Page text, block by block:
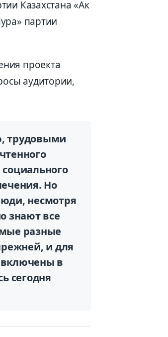
Казахстана «Ак
партии
проекта
аудитории,
трудовыми
Но
несмотря
знают все
разные
и для
в
сегодня